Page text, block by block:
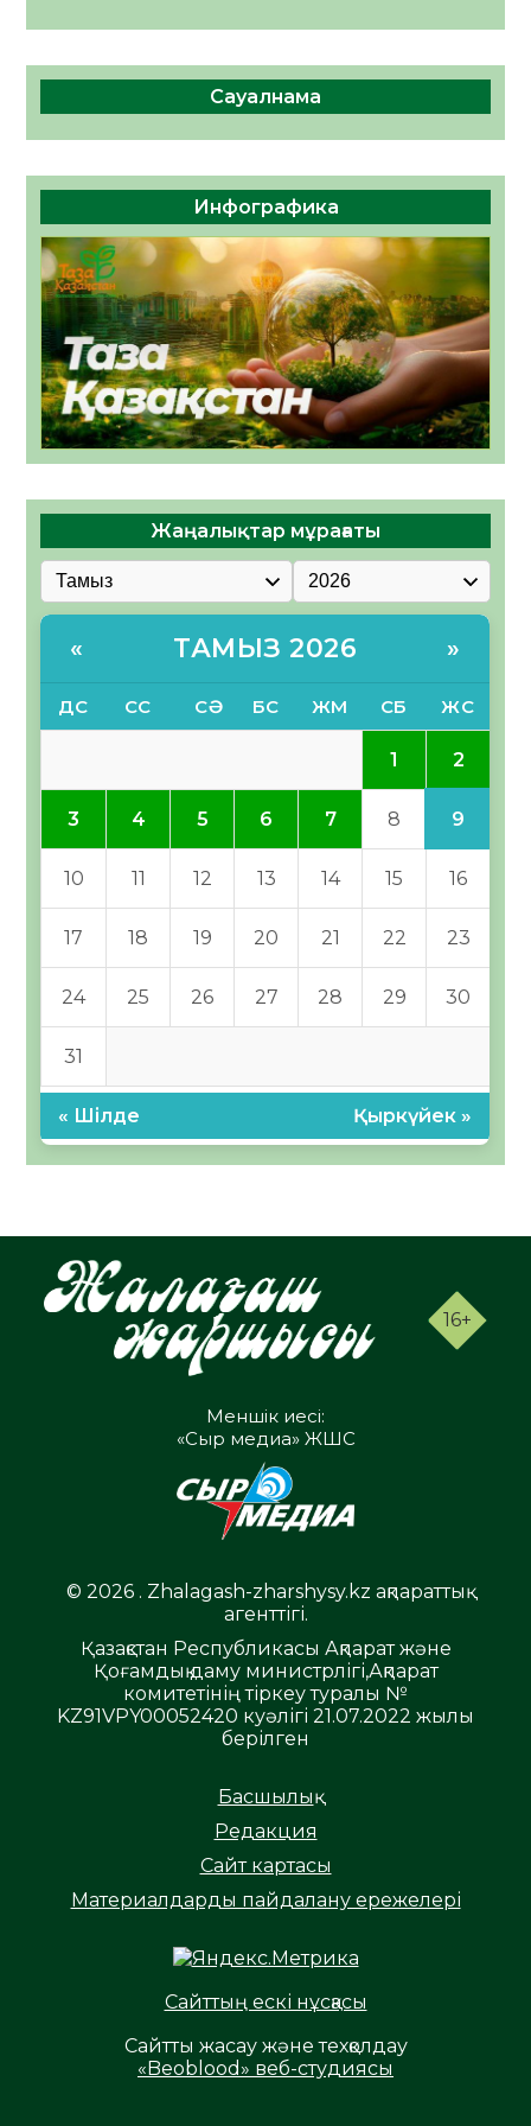
Сауалнама
Инфографика
Жаңалықтар мұрағаты
« ТАМЫЗ 2026 »
ДС СС СӘ БС ЖМ СБ ЖС
1 2
3 4 5 6 7 8 9
10 11 12 13 14 15 16
17 18 19 20 21 22 23
24 25 26 27 28 29 30
31
« Шілде Қыркүйек »
16+
Меншік иесі:
«Сыр медиа» ЖШС
© 2026 . Zhalagash-zharshysy.kz ақпараттық
агенттігі.
Қазақстан Республикасы Ақпарат және
Қоғамдық даму министрлігі,Ақпарат
комитетінің тіркеу туралы №
KZ91VPY00052420 куәлігі 21.07.2022 жылы
берілген
Басшылық
Редакция
Сайт картасы
Материалдарды пайдалану ережелері
Сайттың ескі нұсқасы
Сайтты жасау және техқолдау
«Beoblood» веб-студиясы